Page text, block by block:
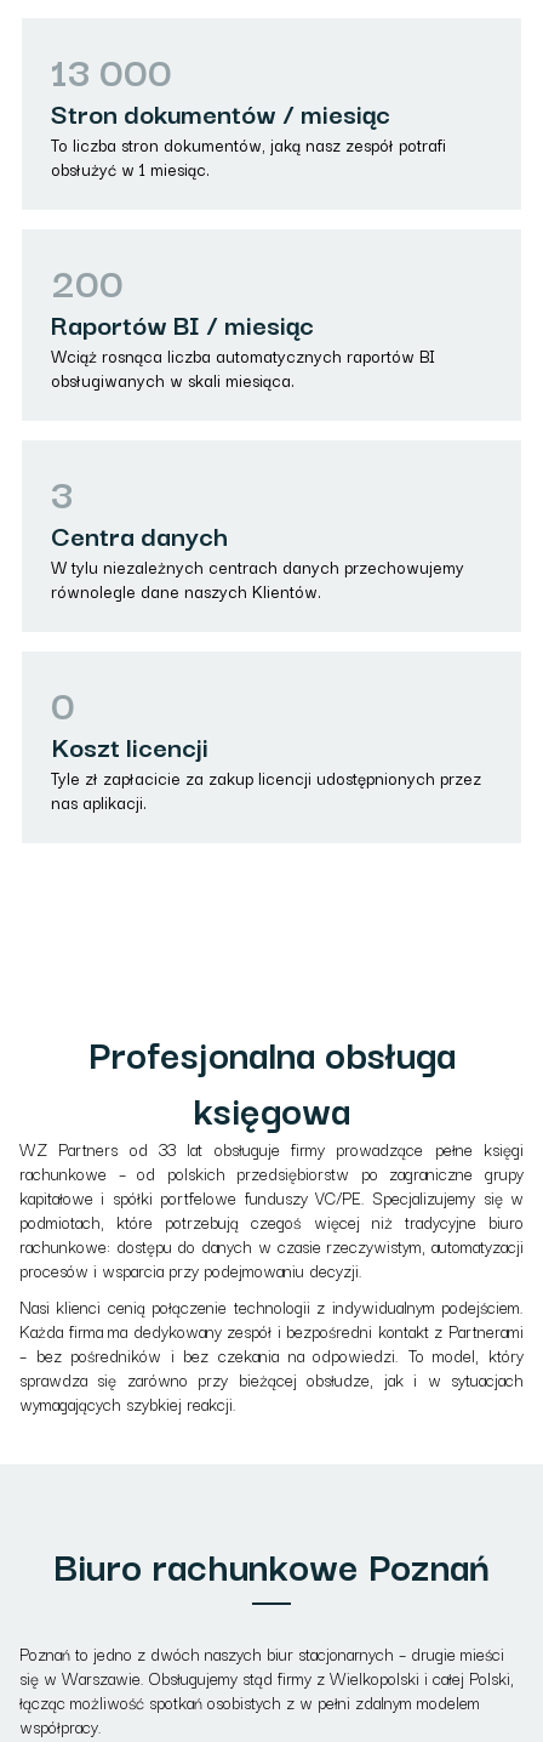
13 000
Stron dokumentów / miesiąc
To liczba stron dokumentów, jaką nasz zespół potrafi
obsłużyć w 1 miesiąc.
200
Raportów BI / miesiąc
Wciąż rosnąca liczba automatycznych raportów BI
obsługiwanych w skali miesiąca.
3
Centra danych
W tylu niezależnych centrach danych przechowujemy
równolegle dane naszych Klientów.
0
Koszt licencji
Tyle zł zapłacicie za zakup licencji udostępnionych przez
nas aplikacji.
Profesjonalna obsługa
księgowa
WZ Partners od 33 lat obsługuje firmy prowadzące pełne księgi
rachunkowe – od polskich przedsiębiorstw po zagraniczne grupy
kapitałowe i spółki portfelowe funduszy VC/PE. Specjalizujemy się w
podmiotach, które potrzebują czegoś więcej niż tradycyjne biuro
rachunkowe: dostępu do danych w czasie rzeczywistym, automatyzacji
procesów i wsparcia przy podejmowaniu decyzji.
Nasi klienci cenią połączenie technologii z indywidualnym podejściem.
Każda firma ma dedykowany zespół i bezpośredni kontakt z Partnerami
– bez pośredników i bez czekania na odpowiedzi. To model, który
sprawdza się zarówno przy bieżącej obsłudze, jak i w sytuacjach
wymagających szybkiej reakcji.
Biuro rachunkowe Poznań
Poznań to jedno z dwóch naszych biur stacjonarnych – drugie mieści
się w Warszawie. Obsługujemy stąd firmy z Wielkopolski i całej Polski,
łącząc możliwość spotkań osobistych z w pełni zdalnym modelem
współpracy.